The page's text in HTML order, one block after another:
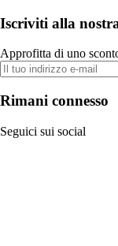
Iscriviti alla
Approfitta di uno
Rimani connesso
Seguici sui social